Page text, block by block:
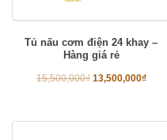
Tủ nấu cơm điện 24 khay –
Hàng giá rẻ
15,500,000₫ 13,500,000₫